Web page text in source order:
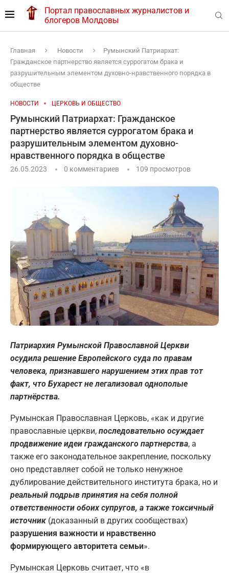
Портал православных журналистов и
блогеров Молдовы
Главная Новости
Румынский Патриархат:
Гражданское партнерство является суррогатом брака и
разрушительным элементом духовно-нравственного порядка в
обществе
НОВОСТИ ЦЕРКОВЬ И ОБЩЕСТВО
Румынский Патриархат: Гражданское
партнерство является суррогатом брака и
разрушительным элементом духовно-
нравственного порядка в обществе
26.05.2023 0 комментариев 109 просмотров
Патриархия Румынской Православной Церкви
осудила решение Европейского суда по правам
человека, признавшего нарушением этих прав тот
факт, что Бухарест не легализовал однополые
партнёрства.
Румынская Православная Церковь, «как и другие
православные церкви, последовательно осуждает
продвижение идеи гражданского партнерства, а
также его законодательное закрепление, поскольку
оно представляет собой не только ненужное
дублирование действительного института брака, но и
реальный подрыв принятия на себя полной
ответственности обоих супругов, а также токсичный
источник (доказанный в других сообществах)
разрушения важности и нравственно
формирующего авторитета семьи».
Румынская Церковь считает, что «в